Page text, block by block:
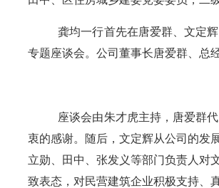
龚均一行首先在唐爱群、文定
专题座谈会。公司董事长唐爱群、总
座谈会由朱才虎主持，唐爱群
衷的感谢。随后，文定辉从公司的发
立勋、田中、张发义等部门负责人对
致表态，对民营建筑企业积极支持、